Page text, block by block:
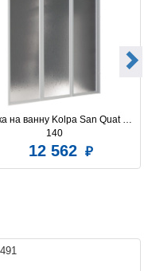
на ванну Kolpa San Quat TP
140
12 562